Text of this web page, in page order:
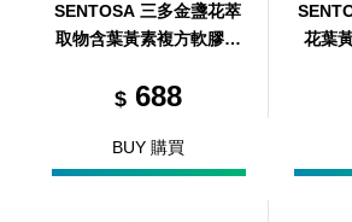
SENTOSA 三多金盞花萃
取物含葉黃素複方軟膠囊
$688
BUY 購買
花葉